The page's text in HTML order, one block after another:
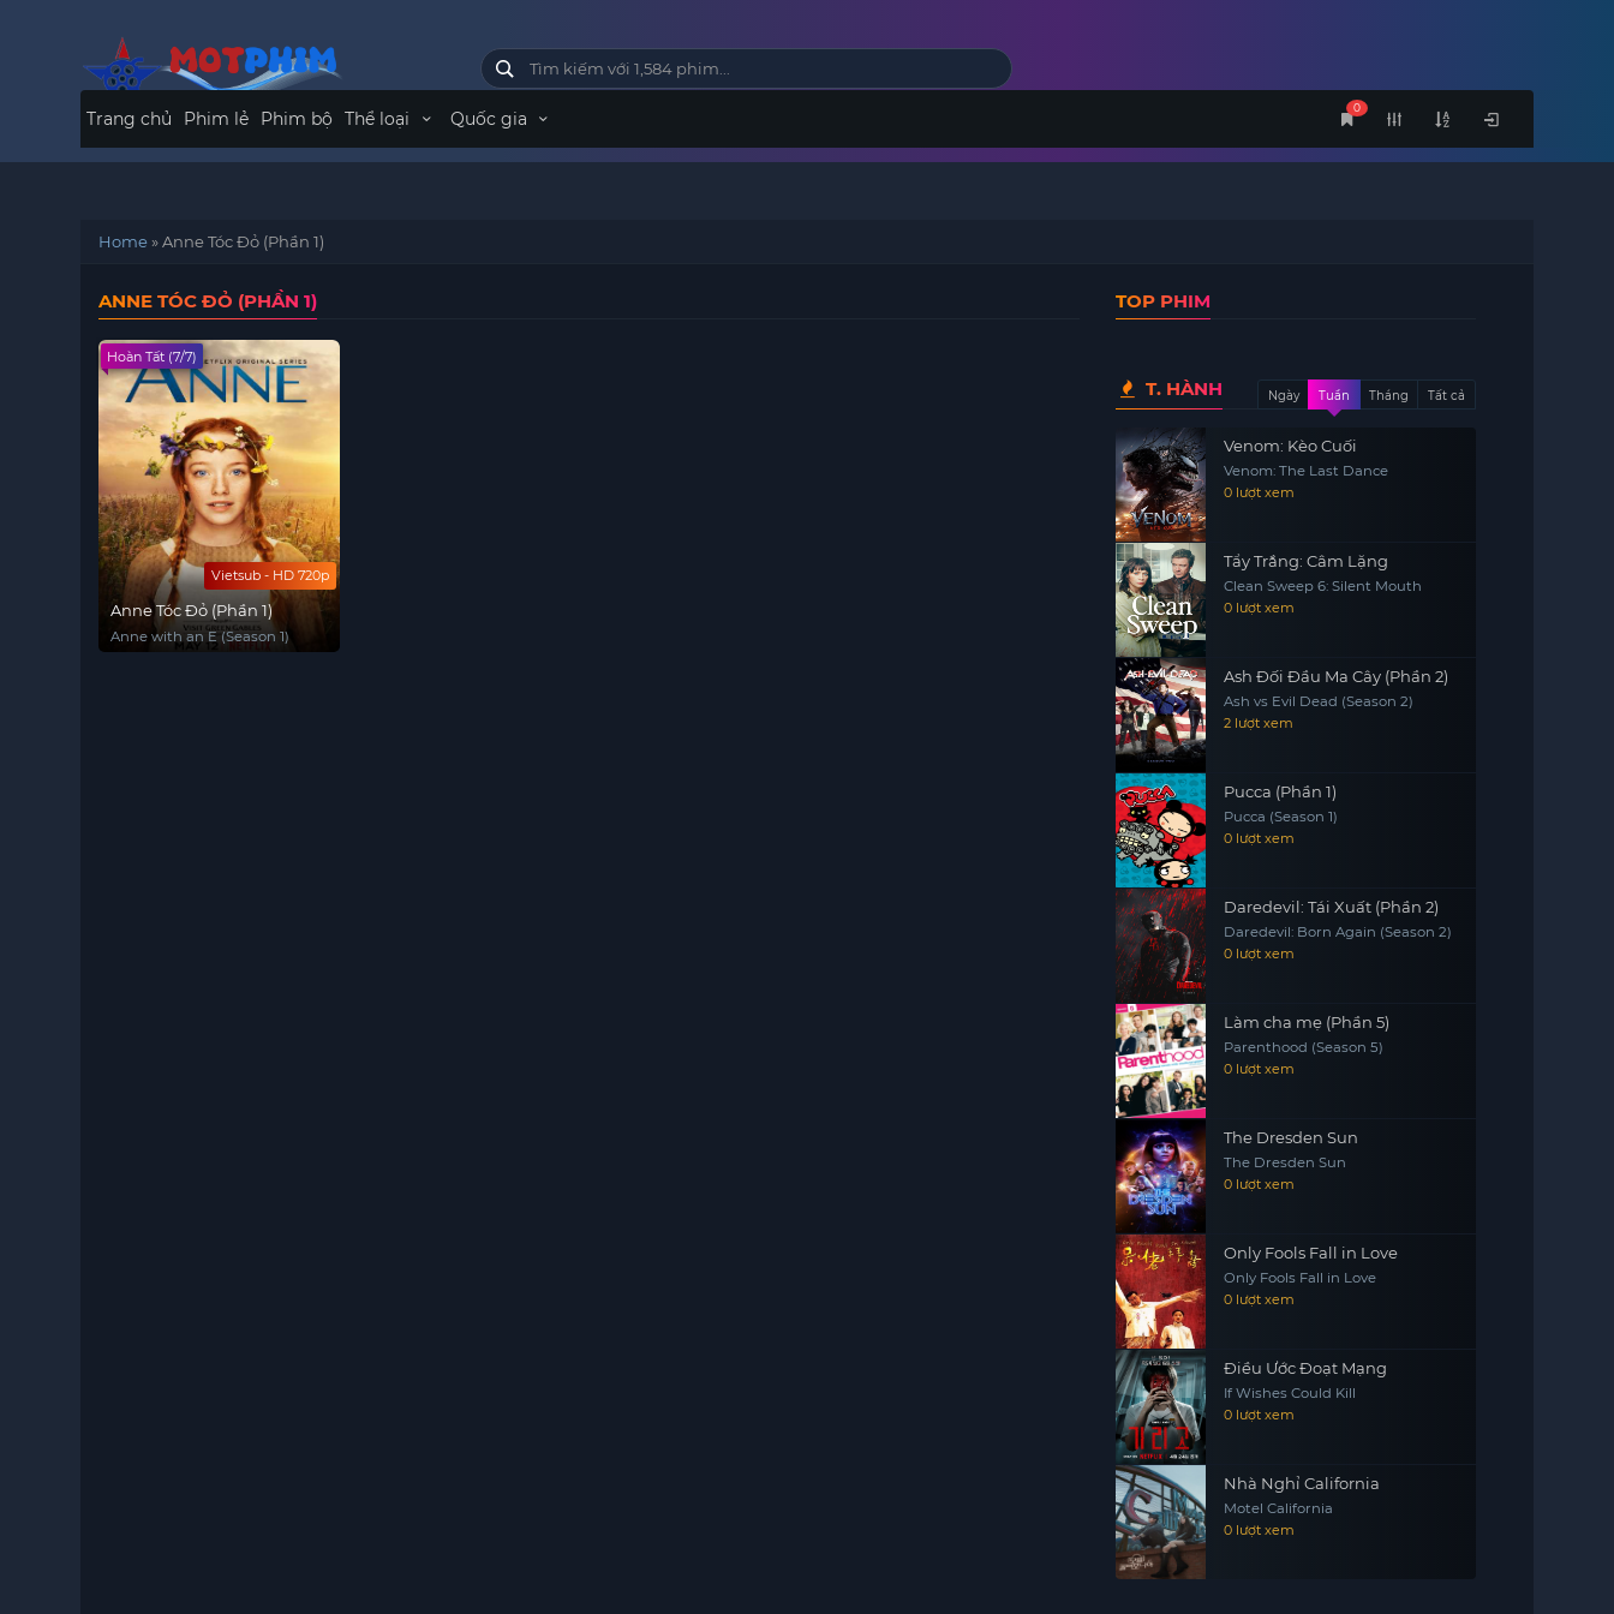
0
Trang chủ Phim lẻ Phim bộ Thể loại Quốc gia
Home»Anne Tóc Đỏ (Phần 1)
ANNE TÓC ĐỎ (PHẦN 1)
Vietsub - HD 720p
Hoàn Tất (7/7)
Anne Tóc Đỏ (Phần 1)
Anne with an E (Season 1)
TOP PHIM
T. HÀNH Ngày Tuần Tháng Tất cả
Venom: Kèo Cuối
Venom: The Last Dance
0 lượt xem
Tẩy Trắng: Câm Lặng
Clean Sweep 6: Silent Mouth
0 lượt xem
Ash Đối Đầu Ma Cây (Phần 2)
Ash vs Evil Dead (Season 2)
2 lượt xem
Pucca (Phần 1)
Pucca (Season 1)
0 lượt xem
Daredevil: Tái Xuất (Phần 2)
Daredevil: Born Again (Season 2)
0 lượt xem
Làm cha mẹ (Phần 5)
Parenthood (Season 5)
0 lượt xem
The Dresden Sun
The Dresden Sun
0 lượt xem
Only Fools Fall in Love
Only Fools Fall in Love
0 lượt xem
Điều Ước Đoạt Mạng
If Wishes Could Kill
0 lượt xem
Nhà Nghỉ California
Motel California
0 lượt xem